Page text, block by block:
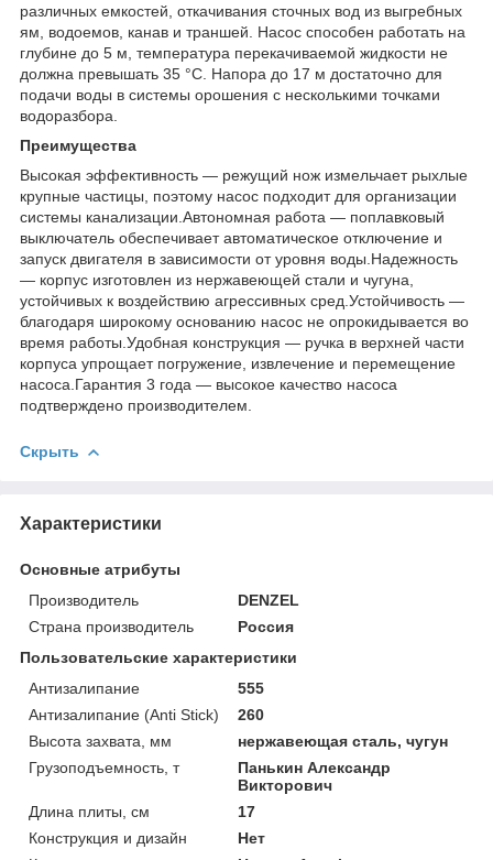
различных емкостей, откачивания сточных вод из выгребных
ям, водоемов, канав и траншей. Насос способен работать на
глубине до 5 м, температура перекачиваемой жидкости не
должна превышать 35 °C. Напора до 17 м достаточно для
подачи воды в системы орошения с несколькими точками
водоразбора.
Преимущества
Высокая эффективность — режущий нож измельчает рыхлые
крупные частицы, поэтому насос подходит для организации
системы канализации.Автономная работа — поплавковый
выключатель обеспечивает автоматическое отключение и
запуск двигателя в зависимости от уровня воды.Надежность
— корпус изготовлен из нержавеющей стали и чугуна,
устойчивых к воздействию агрессивных сред.Устойчивость —
благодаря широкому основанию насос не опрокидывается во
время работы.Удобная конструкция — ручка в верхней части
корпуса упрощает погружение, извлечение и перемещение
насоса.Гарантия 3 года — высокое качество насоса
подтверждено производителем.
Скрыть
Характеристики
Основные атрибуты
Производитель
DENZEL
Страна производитель
Россия
Пользовательские характеристики
Антизалипание
555
Антизалипание (Anti Stick)
260
Высота захвата, мм
нержавеющая сталь, чугун
Грузоподъемность, т
Панькин Александр
Викторович
Длина плиты, см
17
Конструкция и дизайн
Нет